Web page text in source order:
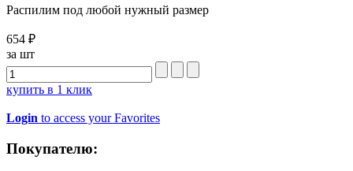
Распилим под любой нужный размер
654 ₽
за шт
купить в 1 клик
Login to access your Favorites
Покупателю: